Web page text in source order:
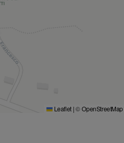
Leaflet |©OpenStreetMap